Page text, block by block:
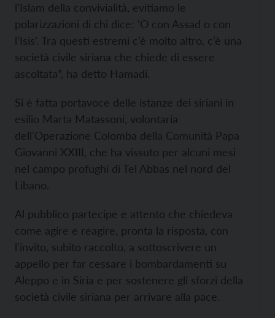
l’Islam della convivialità, evitiamo le
polarizzazioni di chi dice: ‘O con Assad o con
l’Isis’. Tra questi estremi c’è molto altro, c’è una
società civile siriana che chiede di essere
ascoltata”, ha detto Hamadi.
Si è fatta portavoce delle istanze dei siriani in
esilio Marta Matassoni, volontaria
dell'Operazione Colomba della Comunità Papa
Giovanni XXIII, che ha vissuto per alcuni mesi
nel campo profughi di Tel Abbas nel nord del
Libano.
Al pubblico partecipe e attento che chiedeva
come agire e reagire, pronta la risposta, con
l'invito, subito raccolto, a sottoscrivere un
appello per far cessare i bombardamenti su
Aleppo e in Siria e per sostenere gli sforzi della
società civile siriana per arrivare alla pace.